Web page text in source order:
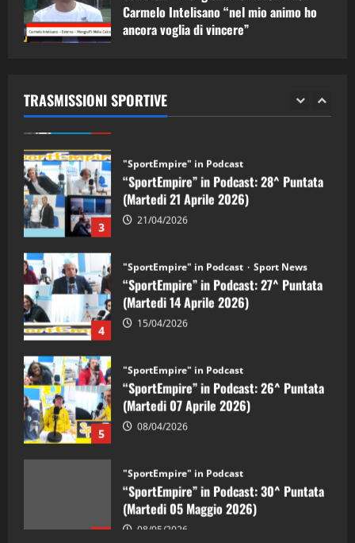
Carmelo Intelisano “nel mio animo ho
ancora voglia di vincere”
TRASMISSIONI SPORTIVE
1
2 28/04/2026
3
“SportEmpire” in Podcast: 28^ Puntata
(Martedi 21 Aprile 2026)
21/04/2026
4
“SportEmpire” in Podcast: 27^ Puntata
(Martedi 14 Aprile 2026)
15/04/2026
5
“SportEmpire” in Podcast: 26^ Puntata
(Martedi 07 Aprile 2026)
08/04/2026
“SportEmpire” in Podcast: 30^ Puntata
(Martedi 05 Maggio 2026)
08/05/2026